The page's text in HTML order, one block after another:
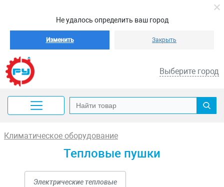
Не удалось определить ваш город
Изменить Закрыть
Выберите город
Климатическое оборудование
Тепловые пушки
Электрические тепловые